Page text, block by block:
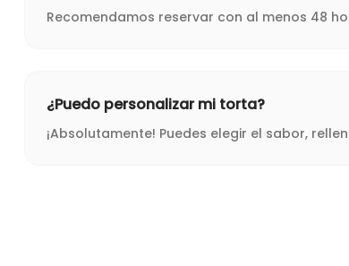
Recomendamos reservar con al menos 48
¿Puedo personalizar mi torta?
¡Absolutamente! Puedes elegir el sabor,